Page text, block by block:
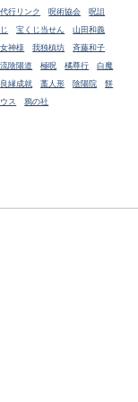
行リンク 呪術協会
呪詛
宝くじ当せん
山田和義
神様 我独槙坊
斉藤和子
陰陽道 極呪 橘尊行
白魔
良縁成就 藁人形 陰陽院
餅
ス 鴉の社